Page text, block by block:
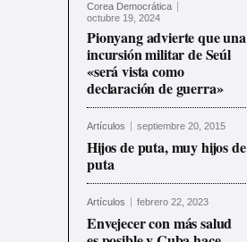
Corea Democrática
octubre 19, 2024
Pionyang advierte que una
incursión militar de Seúl
«será vista como
declaración de guerra»
Artículos septiembre 20, 2015
Hijos de puta, muy hijos de
puta
Artículos febrero 22, 2023
Envejecer con más salud